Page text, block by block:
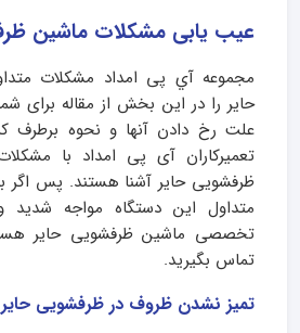
عیب یابی مشکلات ماشین
مجموعه آي پی امداد مشکلات
حایر را در این بخش از مقاله برای
علت رخ دادن آنها و نحوه برطرف
تعمیرکاران آی پی امداد با
ظرفشویی حایر آشنا هستند. پس اگر
متداول این دستگاه مواجه شدید
تخصصی ماشین ظرفشویی حایر
تماس بگیرید.
تمیز نشدن ظروف در ظرفشویی حایر